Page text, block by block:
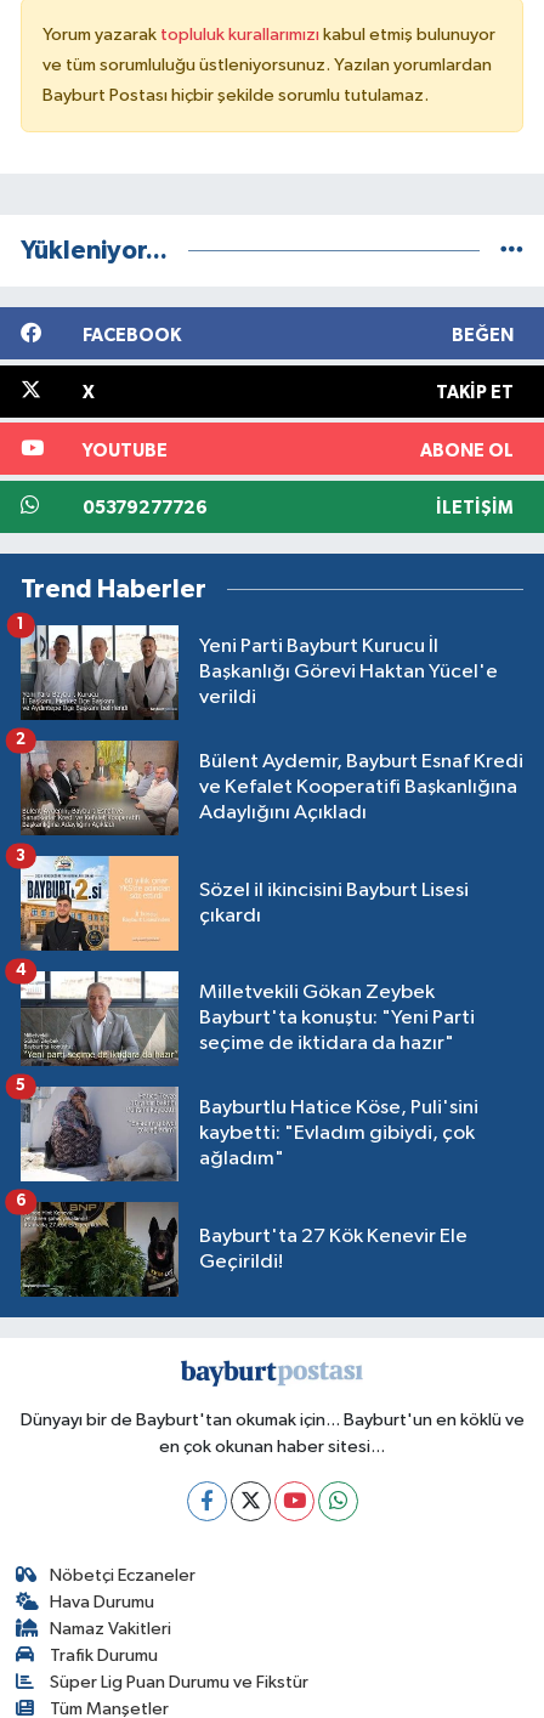
Yorum yazarak topluluk kurallarımızı kabul etmiş bulunuyor
ve tüm sorumluluğu üstleniyorsunuz. Yazılan yorumlardan
Bayburt Postası hiçbir şekilde sorumlu tutulamaz.
Yükleniyor...
FACEBOOK BEĞEN
X TAKIP ET
YOUTUBE ABONE OL
05379277726 İLETIŞIM
Trend Haberler
Yeni Parti Bayburt Kurucu İl
Başkanlığı Görevi Haktan Yücel'e
verildi
1
Bülent Aydemir, Bayburt Esnaf Kredi
ve Kefalet Kooperatifi Başkanlığına
Adaylığını Açıkladı
2
Sözel il ikincisini Bayburt Lisesi
çıkardı
3
Milletvekili Gökan Zeybek
Bayburt'ta konuştu: "Yeni Parti
seçime de iktidara da hazır"
4
Bayburtlu Hatice Köse, Puli'sini
kaybetti: "Evladım gibiydi, çok
ağladım"
5
Bayburt'ta 27 Kök Kenevir Ele
Geçirildi!
6
Dünyayı bir de Bayburt'tan okumak için... Bayburt'un en köklü ve
en çok okunan haber sitesi...
Nöbetçi Eczaneler
Hava Durumu
Namaz Vakitleri
Trafik Durumu
Süper Lig Puan Durumu ve Fikstür
Tüm Manşetler